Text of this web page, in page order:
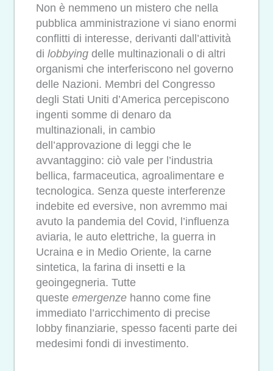
Non è nemmeno un mistero che nella
pubblica amministrazione vi siano enormi
conflitti di interesse, derivanti dall’attività
di lobbying delle multinazionali o di altri
organismi che interferiscono nel governo
delle Nazioni. Membri del Congresso
degli Stati Uniti d’America percepiscono
ingenti somme di denaro da
multinazionali, in cambio
dell’approvazione di leggi che le
avvantaggino: ciò vale per l’industria
bellica, farmaceutica, agroalimentare e
tecnologica. Senza queste interferenze
indebite ed eversive, non avremmo mai
avuto la pandemia del Covid, l’influenza
aviaria, le auto elettriche, la guerra in
Ucraina e in Medio Oriente, la carne
sintetica, la farina di insetti e la
geoingegneria. Tutte
queste emergenze hanno come fine
immediato l’arricchimento di precise
lobby finanziarie, spesso facenti parte dei
medesimi fondi di investimento.